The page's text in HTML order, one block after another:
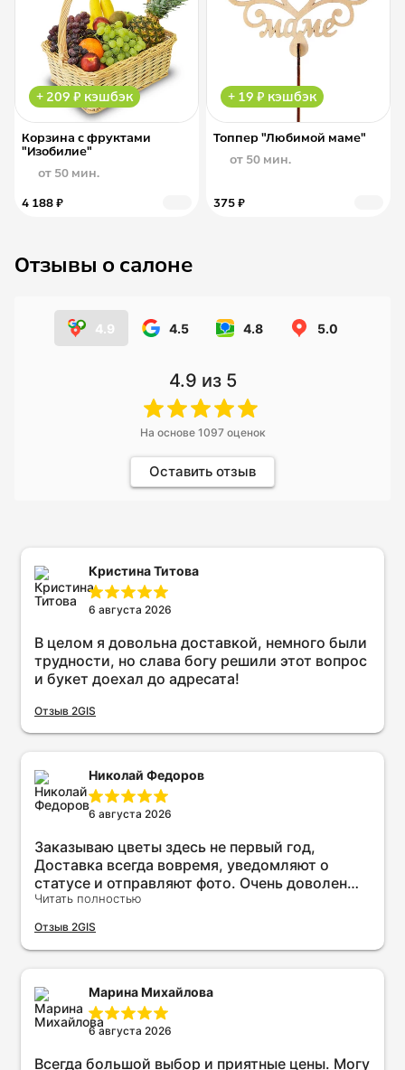
+ 209 ₽ кэшбэк
Корзина с фруктами
"Изобилие"
от 50 мин.
4 188 ₽
+ 19 ₽ кэшбэк
Топпер "Любимой маме"
от 50 мин.
375 ₽
Отзывы о салоне
4.9 4.5 4.8 5.0
4.9 из 5
На основе 1097оценок
Оставить отзыв
Кристина Титова
6 августа 2026
В целом я довольна доставкой, немного были
трудности, но слава богу решили этот вопрос
и букет доехал до адресата!
Отзыв 2GIS
Николай Федоров
6 августа 2026
Заказываю цветы здесь не первый год,
Доставка всегда вовремя, уведомляют о
статусе и отправляют фото. Очень доволен
качеством и сервисом. Рекомендую всем!
Читать полностью
Отзыв 2GIS
Марина Михайлова
6 августа 2026
Всегда большой выбор и приятные цены. Могу